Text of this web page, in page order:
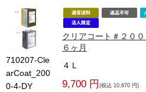
710207-Cle
arCoat_200
0-4-DY
クリアコート＃２０
６ヶ月
４Ｌ
9,700 円 (税込 10,670 円)